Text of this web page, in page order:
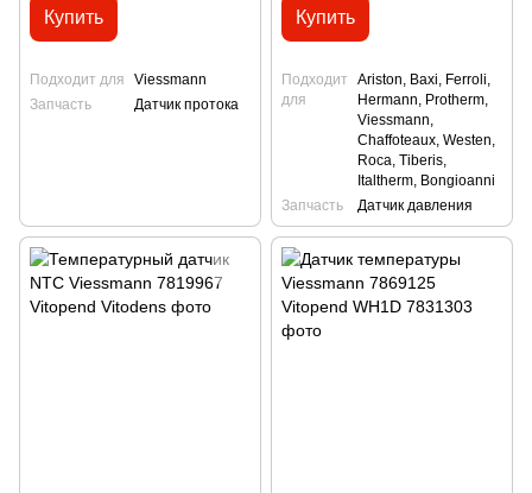
Купить
Подходит для
Viessmann
Запчасть
Датчик протока
Купить
Подходит
для
Ariston, Baxi, Ferroli,
Hermann, Protherm,
Viessmann,
Сhaffoteaux, Westen,
Roca, Tiberis,
Italtherm, Bongioanni
Запчасть
Датчик давления